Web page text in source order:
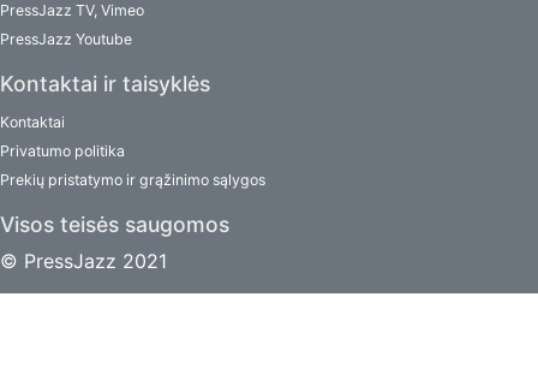
PressJazz TV, Vimeo
PressJazz Youtube
Kontaktai ir taisyklės
Kontaktai
Privatumo politika
Prekių pristatymo ir grąžinimo sąlygos
Visos teisės saugomos
© PressJazz 2021